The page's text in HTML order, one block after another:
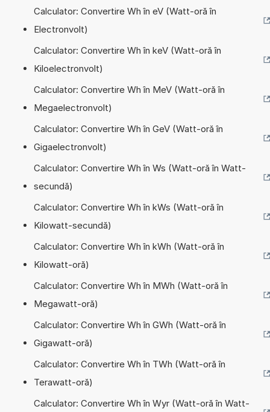
Calculator: Convertire Wh în eV (Watt-oră în
Electronvolt)
Calculator: Convertire Wh în keV (Watt-oră în
Kiloelectronvolt)
Calculator: Convertire Wh în MeV (Watt-oră în
Megaelectronvolt)
Calculator: Convertire Wh în GeV (Watt-oră în
Gigaelectronvolt)
Calculator: Convertire Wh în Ws (Watt-oră în Watt-
secundă)
Calculator: Convertire Wh în kWs (Watt-oră în
Kilowatt-secundă)
Calculator: Convertire Wh în kWh (Watt-oră în
Kilowatt-oră)
Calculator: Convertire Wh în MWh (Watt-oră în
Megawatt-oră)
Calculator: Convertire Wh în GWh (Watt-oră în
Gigawatt-oră)
Calculator: Convertire Wh în TWh (Watt-oră în
Terawatt-oră)
Calculator: Convertire Wh în Wyr (Watt-oră în Watt-